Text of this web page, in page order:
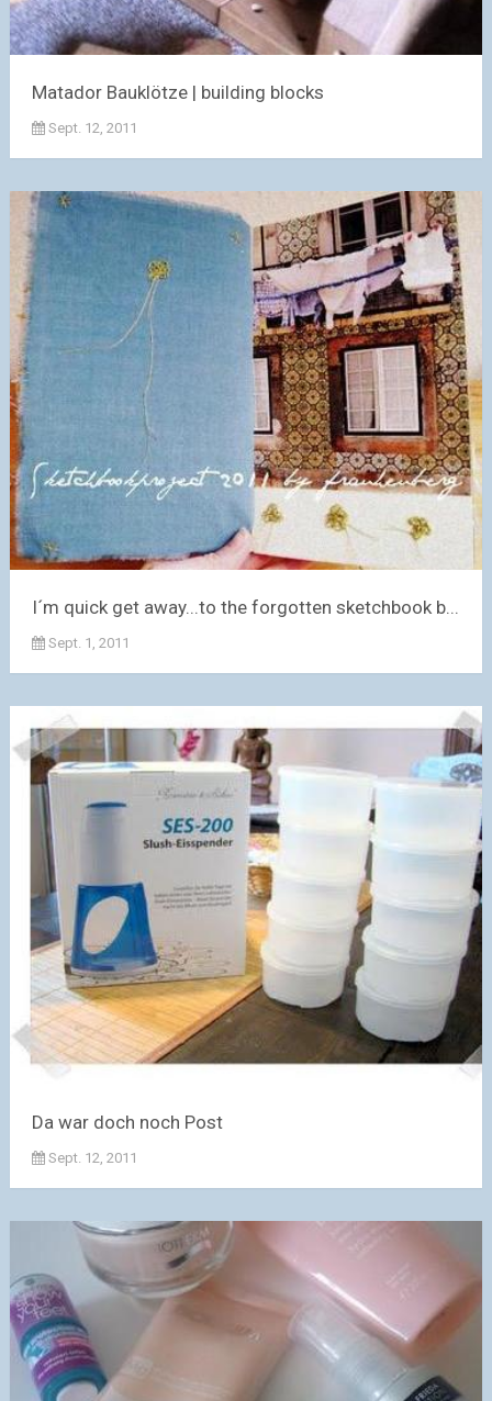
Matador Bauklötze | building blocks
Sept. 12, 2011
I´m quick get away...to the forgotten sketchbook b...
Sept. 1, 2011
Da war doch noch Post
Sept. 12, 2011